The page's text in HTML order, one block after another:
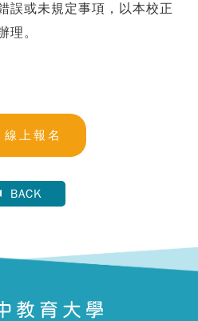
誤或未規定事項，以本校正
理。
線上報名
BACK